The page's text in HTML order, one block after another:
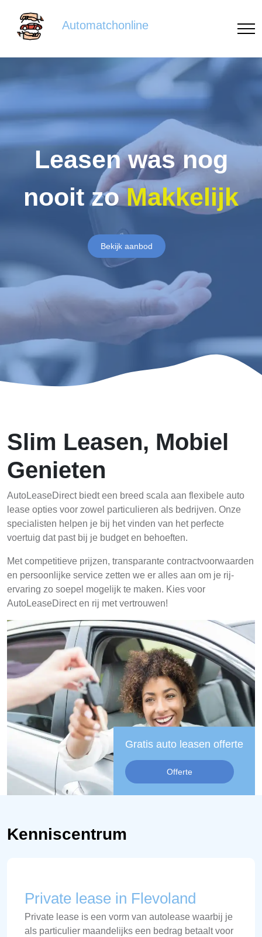
Automatchonline
Leasen was nog
nooit zoMakkelijk
Bekijk aanbod
Slim Leasen, Mobiel
Genieten
AutoLeaseDirect biedt een breed scala aan flexibele auto
lease opties voor zowel particulieren als bedrijven. Onze
specialisten helpen je bij het vinden van het perfecte
voertuig dat past bij je budget en behoeften.
Met competitieve prijzen, transparante contractvoorwaarden
en persoonlijke service zetten we er alles aan om je rij-
ervaring zo soepel mogelijk te maken. Kies voor
AutoLeaseDirect en rij met vertrouwen!
Gratis auto leasen offerte
Offerte
Kenniscentrum
Private lease in Flevoland
Private lease is een vorm van autolease waarbij je
als particulier maandelijks een bedrag betaalt voor